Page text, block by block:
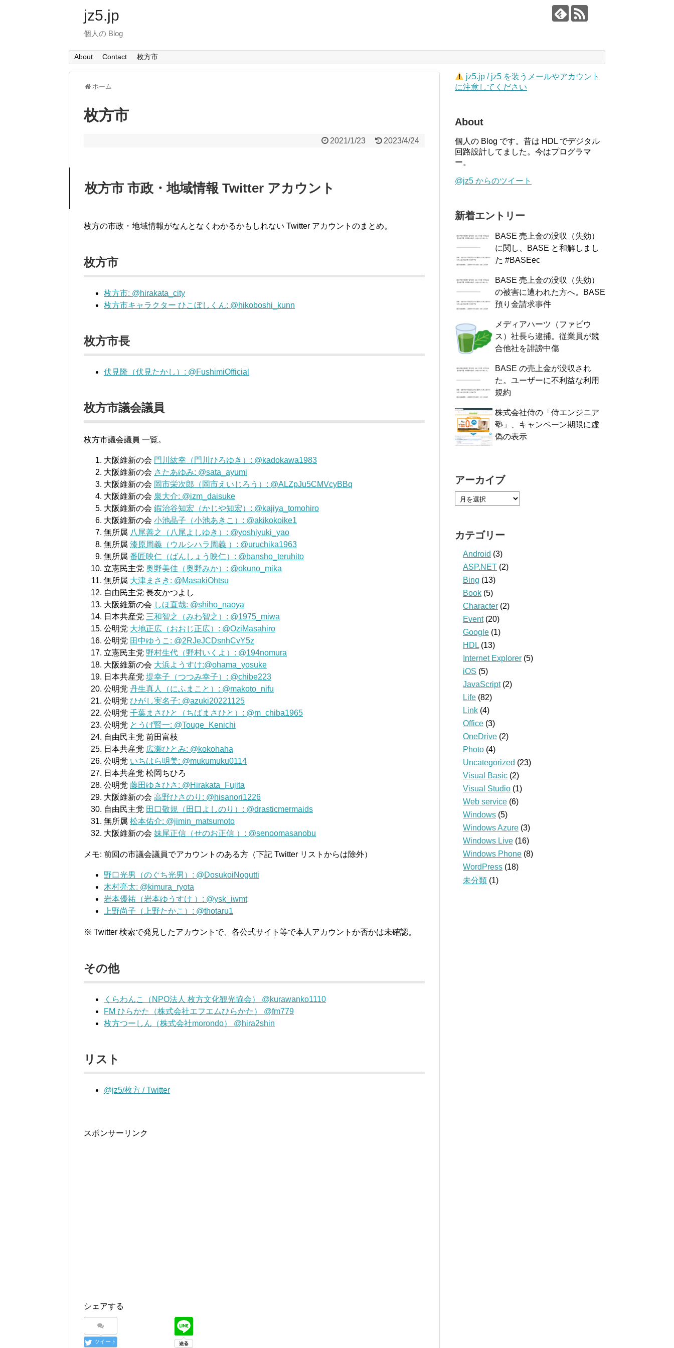
jz5.jp
個人の Blog
About Contact 枚方市
ホーム
枚方市
2021/1/23 2023/4/24
枚方市 市政・地域情報 Twitter アカウント
枚方の市政・地域情報がなんとなくわかるかもしれない Twitter アカウントのまとめ。
枚方市
枚方市: @hirakata_city
枚方市キャラクター ひこぼしくん: @hikoboshi_kunn
枚方市長
伏見隆（伏見たかし）: @FushimiOfficial
枚方市議会議員
枚方市議会議員 一覧。
大阪維新の会 門川紘幸（門川ひろゆき）: @kadokawa1983
大阪維新の会 さたあゆみ: @sata_ayumi
大阪維新の会 岡市栄次郎（岡市えいじろう）: @ALZpJu5CMVcyBBq
大阪維新の会 泉大介: @izm_daisuke
大阪維新の会 鍜治谷知宏（かじや知宏）: @kajiya_tomohiro
大阪維新の会 小池晶子（小池あきこ）: @akikokoike1
無所属 八尾善之（八尾よしゆき）: @yoshiyuki_yao
無所属 漆原周義（ウルシハラ周義 ）: @uruchika1963
無所属 番匠映仁（ばんしょう映仁）: @bansho_teruhito
立憲民主党 奥野美佳（奥野みか）: @okuno_mika
無所属 大津まさき: @MasakiOhtsu
自由民主党 長友かつよし
大阪維新の会 しほ直哉: @shiho_naoya
日本共産党 三和智之（みわ智之）: @1975_miwa
公明党 大地正広（おおじ正広）: @OziMasahiro
公明党 田中ゆうこ: @2RJeJCDsnhCvY5z
立憲民主党 野村生代（野村いくよ）: @194nomura
大阪維新の会 大浜ようすけ:@ohama_yosuke
日本共産党 堤幸子（つつみ幸子）: @chibe223
公明党 丹生真人（にふまこと）: @makoto_nifu
公明党 ひがし実名子: @azuki20221125
公明党 千葉まさひと（ちばまさひと）: @m_chiba1965
公明党 とうげ賢一: @Touge_Kenichi
自由民主党 前田富枝
日本共産党 広瀬ひとみ: @kokohaha
公明党 いちはら明美: @mukumuku0114
日本共産党 松岡ちひろ
公明党 藤田ゆきひさ: @Hirakata_Fujita
大阪維新の会 高野ひさのり: @hisanori1226
自由民主党 田口敬規（田口よしのり）: @drasticmermaids
無所属 松本佑介: @jimin_matsumoto
大阪維新の会 妹尾正信（せのお正信 ）: @senoomasanobu
メモ: 前回の市議会議員でアカウントのある方（下記 Twitter リストからは除外）
野口光男（のぐち光男）: @DosukoiNogutti
木村亮太: @kimura_ryota
岩本優祐（岩本ゆうすけ ）: @ysk_iwmt
上野尚子（上野たかこ）: @thotaru1
※ Twitter 検索で発見したアカウントで、各公式サイト等で本人アカウントか否かは未確認。
その他
くらわんこ（NPO法人 枚方文化観光協会） @kurawanko1110
FM ひらかた（株式会社エフエムひらかた） @fm779
枚方つーしん（株式会社morondo） @hira2shin
リスト
@jz5/枚方 / Twitter
スポンサーリンク
シェアする
ツイート
jz5.jp / jz5 を装うメールやアカウント
に注意してください
About
個人の Blog です。昔は HDL でデジタル
回路設計してました。今はプログラマ
ー。
@jz5 からのツイート
新着エントリー
BASE 売上金の没収（失効）
に関し、BASE と和解しまし
た #BASEec
BASE 売上金の没収（失効）
の被害に遭われた方へ。BASE
預り金請求事件
メディアハーツ（ファビウ
ス）社長ら逮捕。従業員が競
合他社を誹謗中傷
BASE の売上金が没収され
た。ユーザーに不利益な利用
規約
株式会社侍の「侍エンジニア
塾」、キャンペーン期限に虚
偽の表示
アーカイブ
カテゴリー
Android (3)
ASP.NET (2)
Bing (13)
Book (5)
Character (2)
Event(20)
Google (1)
HDL (13)
Internet Explorer (5)
iOS (5)
JavaScript(2)
Life (82)
Link (4)
Office (3)
OneDrive (2)
Photo (4)
Uncategorized (23)
Visual Basic (2)
Visual Studio (1)
Web service (6)
Windows (5)
Windows Azure (3)
Windows Live (16)
Windows Phone (8)
WordPress (18)
未分類 (1)